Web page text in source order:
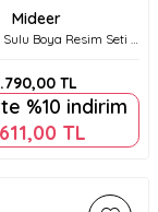
Mideer
Boya Resim Seti (
TL
%10 indirim
TL